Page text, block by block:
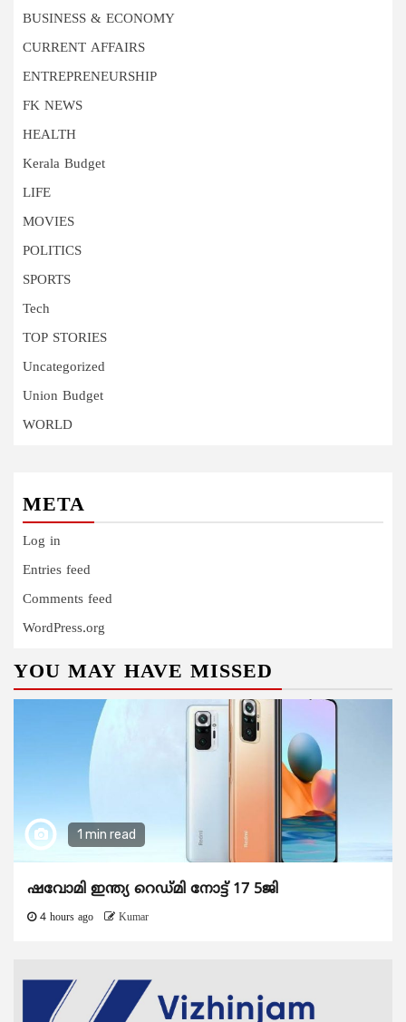
BUSINESS & ECONOMY
CURRENT AFFAIRS
ENTREPRENEURSHIP
FK NEWS
HEALTH
Kerala Budget
LIFE
MOVIES
POLITICS
SPORTS
Tech
TOP STORIES
Uncategorized
Union Budget
WORLD
META
Log in
Entries feed
Comments feed
WordPress.org
YOU MAY HAVE MISSED
1 min read
ഷവോമി ഇന്ത്യ റെഡ്മി നോട്ട് 17 5ജി
4 hours ago Kumar